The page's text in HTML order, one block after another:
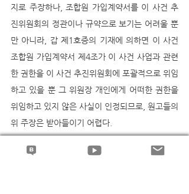
지로 주장하나, 조합원 가입계약서를 이 사건 추
진위원회의 정관이나 규약으로 보기는 어려울 뿐
만 아니라, 갑 제1호증의 기재에 의하면 이 사건
조합원 가입계약서 제4조가 이 사건 사업과 관련
한 권한을 이 사건 추진위원회에 포괄적으로 위임
하고 있을 뿐 그 위원장 개인에게 어떠한 권한을
위임하고 있지 않은 사실이 인정되므로, 원고들의
위 주장은 받아들이기 어렵다.